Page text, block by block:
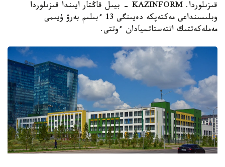
قىزىلوردا. KAZINFORM - بيىل قاڭتار ايىندا قىزىلوردا
وبلىسىنداعى مەكتەپكە دەيىنگى 13 ءبىلىم بەرۋ ۇيىمى
مەملەكەتتىك اتتەستاتسيادان ءوتتى.